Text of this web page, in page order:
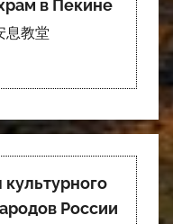
в Пекине
息教堂
России